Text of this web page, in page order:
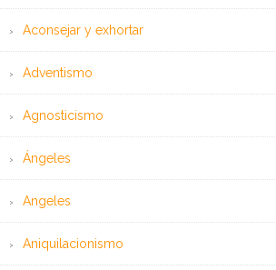
Aconsejar y exhortar
Adventismo
Agnosticismo
Ángeles
Angeles
Aniquilacionismo